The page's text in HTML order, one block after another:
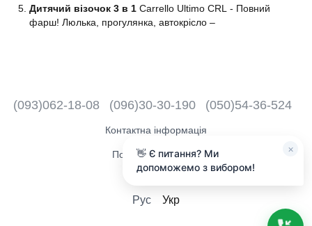
Дитячий візочок 3 в 1 Carrello Ultimo CRL - Повний
фарш! Люлька, прогулянка, автокрісло –
(093)062-18-08 (096)30-30-190 (050)54-36-524
Контактна інформація
Повна версія сайту
Рус Укр
×
👋 Є питання? Ми
допоможемо з вибором!